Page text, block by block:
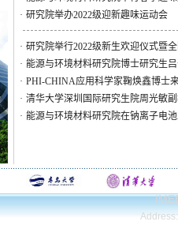
· 研究院举办2022级迎新趣味运动会
· 研究院举行2022级新生欢迎仪式暨
· 能源与环境材料研究院博士研究生
· PHI-CHINA应用科学家鞠焕鑫博士
· 清华大学深圳国际研究生院周光敏
· 能源与环境材料研究院在钠离子电